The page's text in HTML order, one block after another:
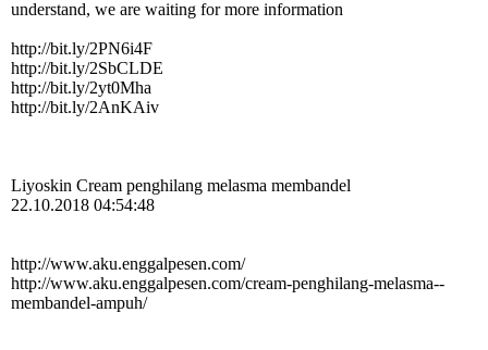
understand, we are waiting for more information
http://bit.ly/2PN6i4F
http://bit.ly/2SbCLDE
http://bit.ly/2yt0Mha
http://bit.ly/2AnKAiv
Liyoskin Cream penghilang melasma membandel
22.10.2018 04:54:48
http:­//­www.­aku.­enggalpesen.­com/­
http:­//­www.­aku.­enggalpesen.­com/­cream-­penghilang-­melasma-­
membandel-­ampuh/­